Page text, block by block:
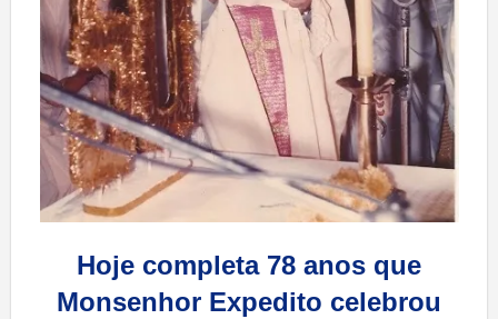
Hoje completa 78 anos que
Monsenhor Expedito celebrou